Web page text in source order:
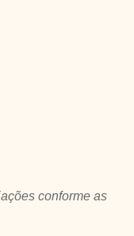
conforme as